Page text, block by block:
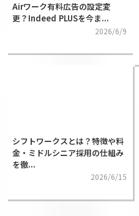
Airワーク有料広告の設定変
更？Indeed PLUSを今ま...
2026/6/9
シフトワークスとは？特徴や料
金・ミドルシニア採用の仕組み
を徹...
2026/6/15